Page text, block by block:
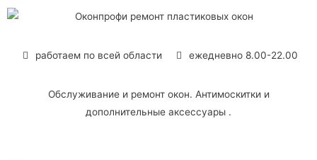
работаем по всей области ежедневно 8.00-22.00
Обслуживание и ремонт окон. Антимоскитки и
дополнительные аксессуары .